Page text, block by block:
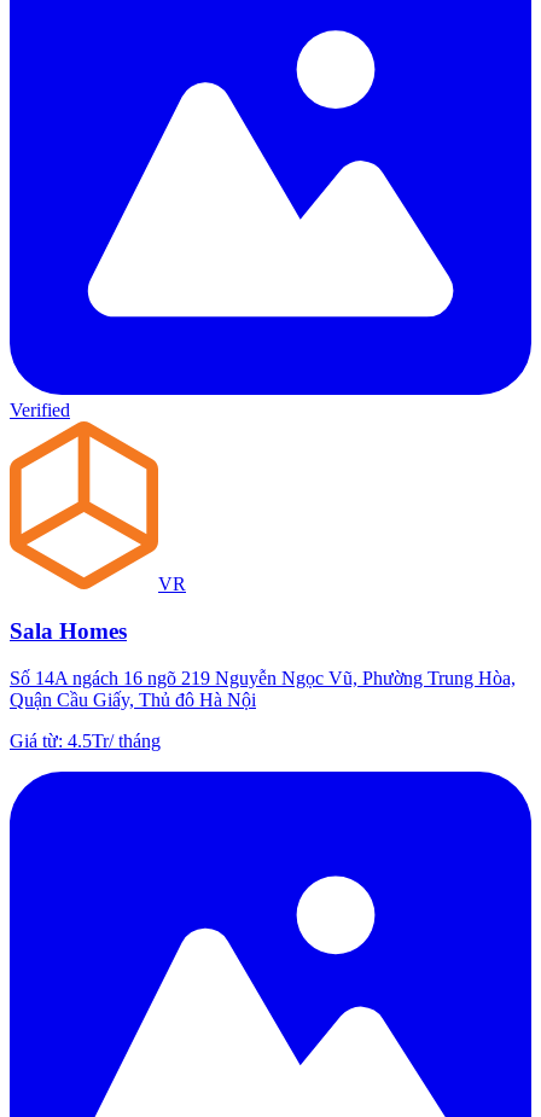
Verified
VR
Sala Homes
Số 14A ngách 16 ngõ 219 Nguyễn Ngọc Vũ, Phường Trung Hòa,
Quận Cầu Giấy, Thủ đô Hà Nội
Giá từ: 4.5Tr/tháng